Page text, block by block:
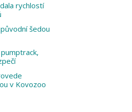
rychlostí
šedou
v Kovozoo